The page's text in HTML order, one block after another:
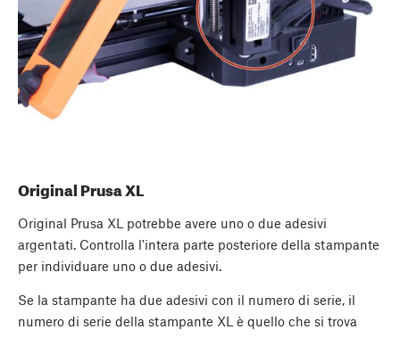
Original Prusa XL
Original Prusa XL potrebbe avere uno o due adesivi
argentati. Controlla l'intera parte posteriore della stampante
per individuare uno o due adesivi.
Se la stampante ha due adesivi con il numero di serie, il
numero di serie della stampante XL è quello che si trova